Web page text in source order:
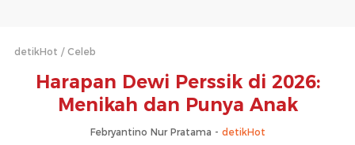
detikHot Celeb
Harapan Dewi Perssik di 2026:
Menikah dan Punya Anak
Febryantino Nur Pratama - detikHot